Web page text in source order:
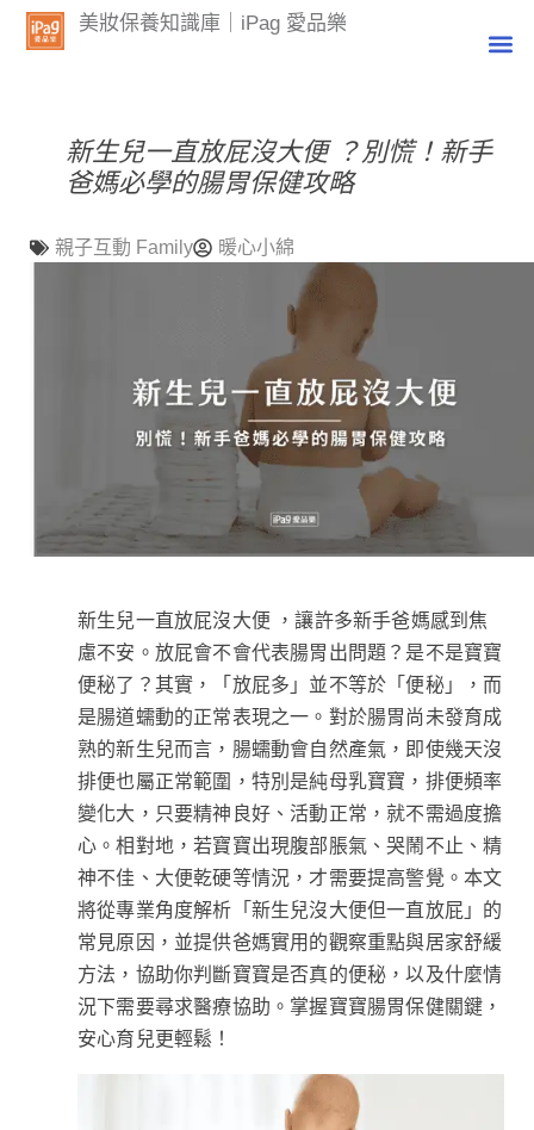
美妝保養知識庫｜iPag 愛品樂
新生兒一直放屁沒大便 ？別慌！新手
爸媽必學的腸胃保健攻略
親子互動 Family 暖心小綿
新生兒一直放屁沒大便 ，讓許多新手爸媽感到焦
慮不安。放屁會不會代表腸胃出問題？是不是寶寶
便秘了？其實，「放屁多」並不等於「便秘」，而
是腸道蠕動的正常表現之一。對於腸胃尚未發育成
熟的新生兒而言，腸蠕動會自然產氣，即使幾天沒
排便也屬正常範圍，特別是純母乳寶寶，排便頻率
變化大，只要精神良好、活動正常，就不需過度擔
心。相對地，若寶寶出現腹部脹氣、哭鬧不止、精
神不佳、大便乾硬等情況，才需要提高警覺。本文
將從專業角度解析「新生兒沒大便但一直放屁」的
常見原因，並提供爸媽實用的觀察重點與居家舒緩
方法，協助你判斷寶寶是否真的便秘，以及什麼情
況下需要尋求醫療協助。掌握寶寶腸胃保健關鍵，
安心育兒更輕鬆！